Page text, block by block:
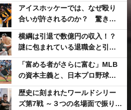
アイスホッケーでは、なぜ殴り
合いが許されるのか？ 驚きの
「ファイティング」ルールにつ
いて
横綱は引退で数億円の収入！？
謎に包まれている退職金と引退
相撲興行
「富める者がさらに富む」MLB
の資本主義と、日本プロ野球が
踏み出せない一歩
歴史に刻まれたワールドシリー
ズ第7戦 ～３つの名場面で振り返